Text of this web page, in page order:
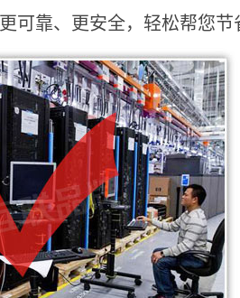
可靠、更安全，轻松帮您节